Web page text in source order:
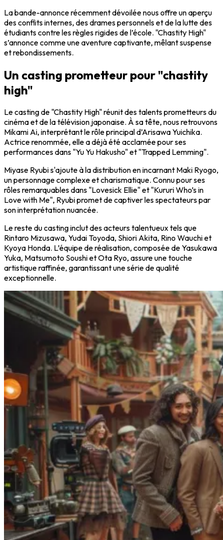
La bande-annonce récemment dévoilée nous offre un aperçu
des conflits internes, des drames personnels et de la lutte des
étudiants contre les règles rigides de l’école. "Chastity High"
s’annonce comme une aventure captivante, mêlant suspense
et rebondissements.
Un casting prometteur pour "chastity
high"
Le casting de "Chastity High" réunit des talents prometteurs du
cinéma et de la télévision japonaise. À sa tête, nous retrouvons
Mikami Ai, interprétant le rôle principal d’Arisawa Yuichika.
Actrice renommée, elle a déjà été acclamée pour ses
performances dans "Yu Yu Hakusho" et "Trapped Lemming".
Miyase Ryubi s'ajoute à la distribution en incarnant Maki Ryogo,
un personnage complexe et charismatique. Connu pour ses
rôles remarquables dans "Lovesick Ellie" et "Kururi Who’s in
Love with Me", Ryubi promet de captiver les spectateurs par
son interprétation nuancée.
Le reste du casting inclut des acteurs talentueux tels que
Rintaro Mizusawa, Yudai Toyoda, Shiori Akita, Rino Wauchi et
Kyoya Honda. L’équipe de réalisation, composée de Yasukawa
Yuka, Matsumoto Soushi et Ota Ryo, assure une touche
artistique raffinée, garantissant une série de qualité
exceptionnelle.